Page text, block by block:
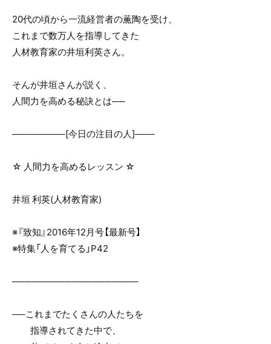
k
20代の頃から一流経営者の薫陶を受け、
これまで数万人を指導してきた
人材教育家の井垣利英さん。
そんが井垣さんが説く、
人間力を高める秘訣とは──
────────[今日の注目の人]───
☆ 人間力を高めるレッスン ☆
井垣 利英(人材教育家)
※『致知』2016年12月号【最新号】
※特集「人を育てる」P42
───────────────────
──これまでたくさんの人たちを
指導されてきた中で、